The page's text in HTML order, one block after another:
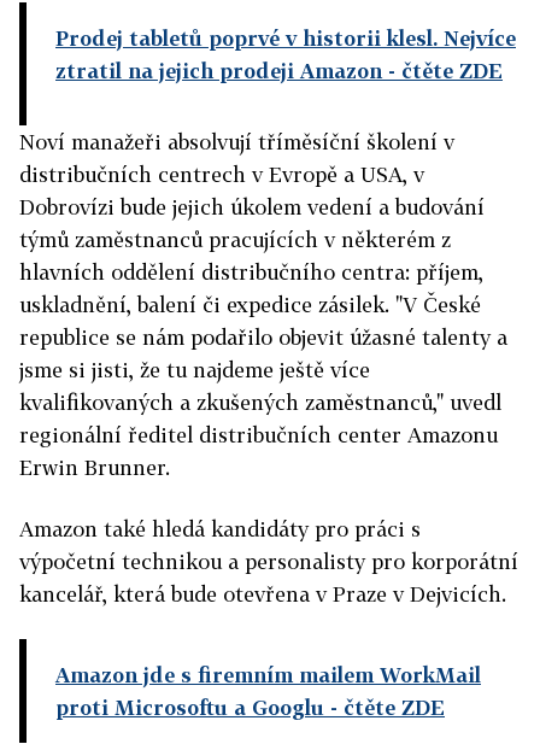
Prodej tabletů poprvé v historii klesl. Nejvíce
ztratil na jejich prodeji Amazon - čtěte ZDE
Noví manažeři absolvují tříměsíční školení v
distribučních centrech v Evropě a USA, v
Dobrovízi bude jejich úkolem vedení a budování
týmů zaměstnanců pracujících v některém z
hlavních oddělení distribučního centra: příjem,
uskladnění, balení či expedice zásilek. "V České
republice se nám podařilo objevit úžasné talenty a
jsme si jisti, že tu najdeme ještě více
kvalifikovaných a zkušených zaměstnanců," uvedl
regionální ředitel distribučních center Amazonu
Erwin Brunner.
Amazon také hledá kandidáty pro práci s
výpočetní technikou a personalisty pro korporátní
kancelář, která bude otevřena v Praze v Dejvicích.
Amazon jde s firemním mailem WorkMail
proti Microsoftu a Googlu - čtěte ZDE